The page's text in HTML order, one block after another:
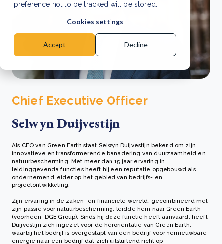
preference not to be tracked will be stored.
Cookies settings
Accept Decline
Chief Executive Officer
Selwyn Duijvestijn
Als CEO van Green Earth staat Selwyn Duijvestijn bekend om zijn
innovatieve en transformerende benadering van duurzaamheid en
natuurbescherming. Met meer dan 15 jaar ervaring in
leidinggevende functies heeft hij een reputatie opgebouwd als
ondernemend leider op het gebied van bedrijfs- en
projectontwikkeling.
Zijn ervaring in de zaken- en financiële wereld, gecombineerd met
zijn passie voor natuurbescherming, leidde hem naar Green Earth
(voorheen DGB Group). Sinds hij deze functie heeft aanvaard, heeft
Duijvestijn zich ingezet voor de heroriëntatie van Green Earth,
waarbij het bedrijf is overgestapt van een bedrijf voor hernieuwbare
energie naar een bedrijf dat zich uitsluitend richt op